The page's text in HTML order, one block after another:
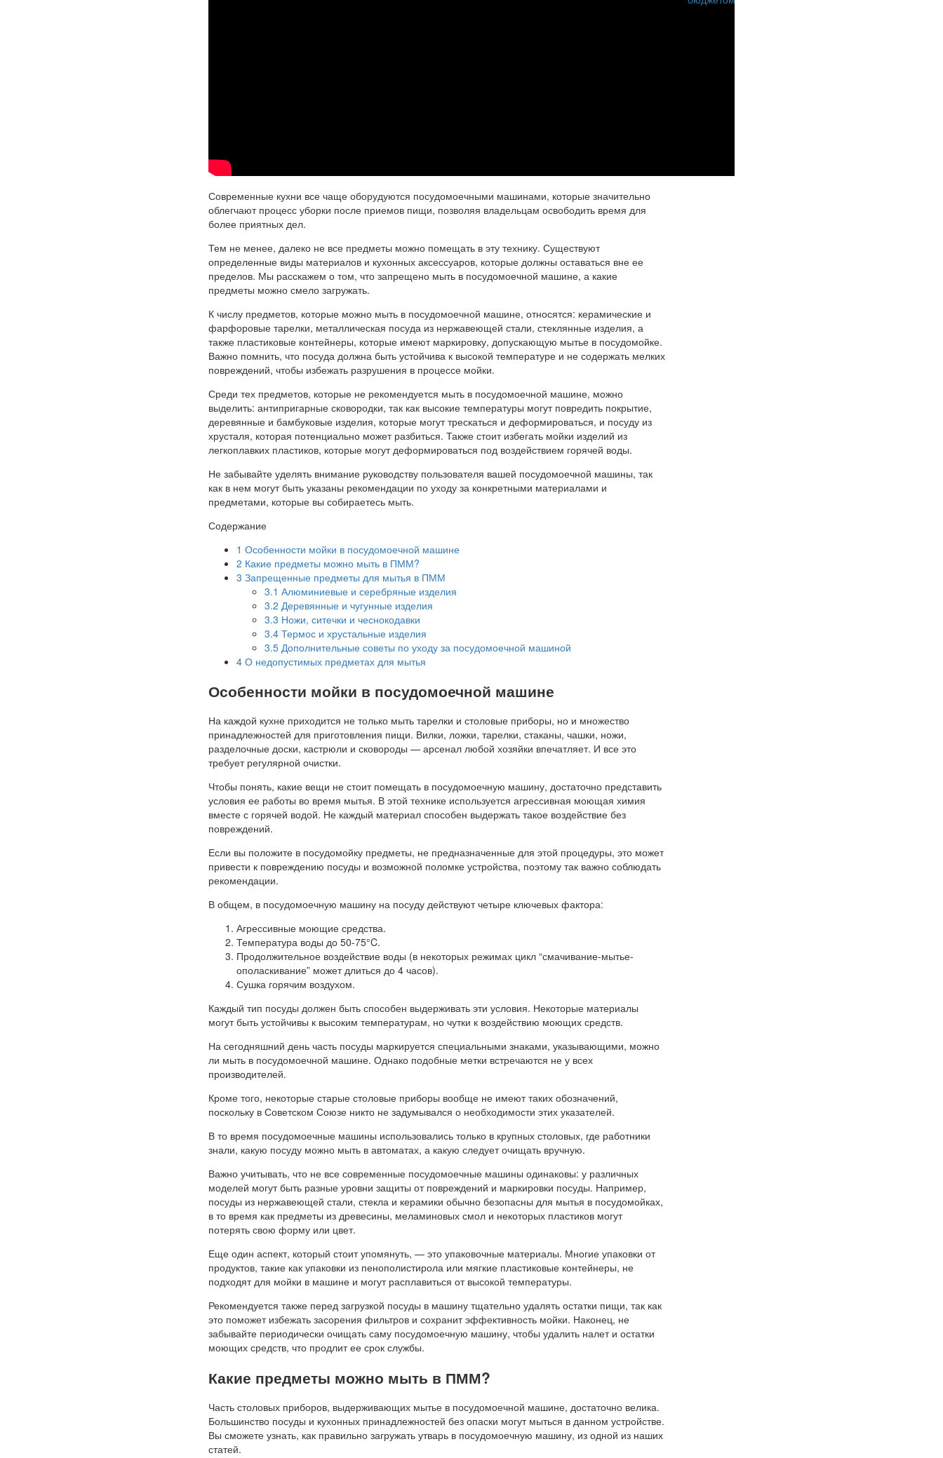
Современные кухни все чаще оборудуются посудомоечными машинами, которые значительно
облегчают процесс уборки после приемов пищи, позволяя владельцам освободить время для
более приятных дел.
Тем не менее, далеко не все предметы можно помещать в эту технику. Существуют
определенные виды материалов и кухонных аксессуаров, которые должны оставаться вне ее
пределов. Мы расскажем о том, что запрещено мыть в посудомоечной машине, а какие
предметы можно смело загружать.
К числу предметов, которые можно мыть в посудомоечной машине, относятся: керамические и
фарфоровые тарелки, металлическая посуда из нержавеющей стали, стеклянные изделия, а
также пластиковые контейнеры, которые имеют маркировку, допускающую мытье в посудомойке.
Важно помнить, что посуда должна быть устойчива к высокой температуре и не содержать мелких
повреждений, чтобы избежать разрушения в процессе мойки.
Среди тех предметов, которые не рекомендуется мыть в посудомоечной машине, можно
выделить: антипригарные сковородки, так как высокие температуры могут повредить покрытие,
деревянные и бамбуковые изделия, которые могут трескаться и деформироваться, и посуду из
хрусталя, которая потенциально может разбиться. Также стоит избегать мойки изделий из
легкоплавких пластиков, которые могут деформироваться под воздействием горячей воды.
Не забывайте уделять внимание руководству пользователя вашей посудомоечной машины, так
как в нем могут быть указаны рекомендации по уходу за конкретными материалами и
предметами, которые вы собираетесь мыть.
Содержание
1 Особенности мойки в посудомоечной машине
2 Какие предметы можно мыть в ПММ?
3 Запрещенные предметы для мытья в ПММ
3.1 Алюминиевые и серебряные изделия
3.2 Деревянные и чугунные изделия
3.3 Ножи, ситечки и чеснокодавки
3.4 Термос и хрустальные изделия
3.5 Дополнительные советы по уходу за посудомоечной машиной
4 О недопустимых предметах для мытья
Особенности мойки в посудомоечной машине
На каждой кухне приходится не только мыть тарелки и столовые приборы, но и множество
принадлежностей для приготовления пищи. Вилки, ложки, тарелки, стаканы, чашки, ножи,
разделочные доски, кастрюли и сковороды — арсенал любой хозяйки впечатляет. И все это
требует регулярной очистки.
Чтобы понять, какие вещи не стоит помещать в посудомоечную машину, достаточно представить
условия ее работы во время мытья. В этой технике используется агрессивная моющая химия
вместе с горячей водой. Не каждый материал способен выдержать такое воздействие без
повреждений.
Если вы положите в посудомойку предметы, не предназначенные для этой процедуры, это может
привести к повреждению посуды и возможной поломке устройства, поэтому так важно соблюдать
рекомендации.
В общем, в посудомоечную машину на посуду действуют четыре ключевых фактора:
Агрессивные моющие средства.
Температура воды до 50-75°C.
Продолжительное воздействие воды (в некоторых режимах цикл “смачивание-мытье-
ополаскивание” может длиться до 4 часов).
Сушка горячим воздухом.
Каждый тип посуды должен быть способен выдерживать эти условия. Некоторые материалы
могут быть устойчивы к высоким температурам, но чутки к воздействию моющих средств.
На сегодняшний день часть посуды маркируется специальными знаками, указывающими, можно
ли мыть в посудомоечной машине. Однако подобные метки встречаются не у всех
производителей.
Кроме того, некоторые старые столовые приборы вообще не имеют таких обозначений,
поскольку в Советском Союзе никто не задумывался о необходимости этих указателей.
В то время посудомоечные машины использовались только в крупных столовых, где работники
знали, какую посуду можно мыть в автоматах, а какую следует очищать вручную.
Важно учитывать, что не все современные посудомоечные машины одинаковы: у различных
моделей могут быть разные уровни защиты от повреждений и маркировки посуды. Например,
посуды из нержавеющей стали, стекла и керамики обычно безопасны для мытья в посудомойках,
в то время как предметы из древесины, меламиновых смол и некоторых пластиков могут
потерять свою форму или цвет.
Еще один аспект, который стоит упомянуть, — это упаковочные материалы. Многие упаковки от
продуктов, такие как упаковки из пенополистирола или мягкие пластиковые контейнеры, не
подходят для мойки в машине и могут расплавиться от высокой температуры.
Рекомендуется также перед загрузкой посуды в машину тщательно удалять остатки пищи, так как
это поможет избежать засорения фильтров и сохранит эффективность мойки. Наконец, не
забывайте периодически очищать саму посудомоечную машину, чтобы удалить налет и остатки
моющих средств, что продлит ее срок службы.
Какие предметы можно мыть в ПММ?
Часть столовых приборов, выдерживающих мытье в посудомоечной машине, достаточно велика.
Большинство посуды и кухонных принадлежностей без опаски могут мыться в данном устройстве.
Вы сможете узнать, как правильно загружать утварь в посудомоечную машину, из одной из наших
статей.